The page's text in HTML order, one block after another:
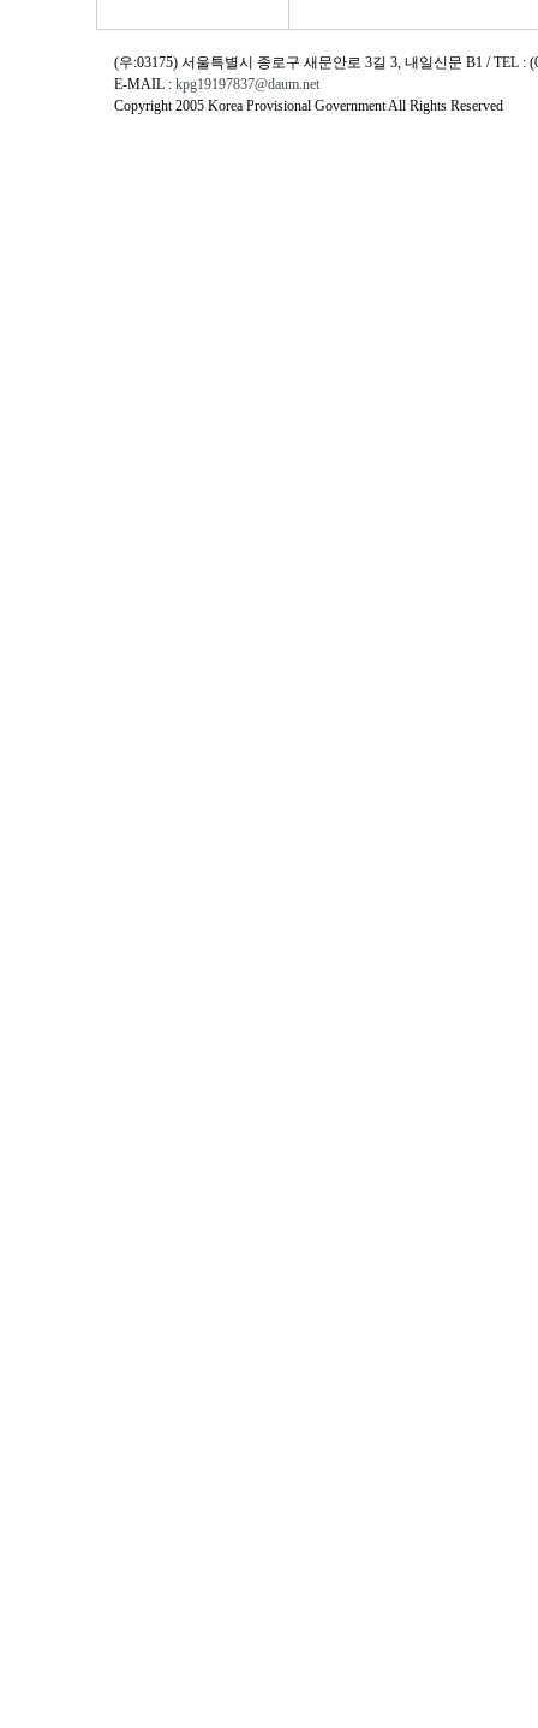
(우:03175) 서울특별시 종로구 새문안로 3길 3, 내일신문 B1 / TEL :
E-MAIL : kpg19197837@daum.net
Copyright 2005 Korea Provisional Government All Rights Reserved